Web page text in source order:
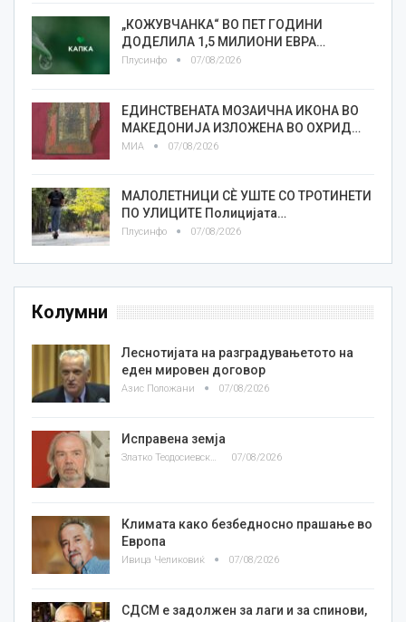
„КОЖУВЧАНКА“ ВО ПЕТ ГОДИНИ
ДОДЕЛИЛА 1,5 МИЛИОНИ ЕВРА…
Плусинфо 07/08/2026
ЕДИНСТВЕНАТА МОЗАИЧНА ИКОНА ВО
МАКЕДОНИЈА ИЗЛОЖЕНА ВО ОХРИД…
МИА 07/08/2026
МАЛОЛЕТНИЦИ СÈ УШТЕ СО ТРОТИНЕТИ
ПО УЛИЦИТЕ Полицијата…
Плусинфо 07/08/2026
Колумни
Леснотијата на разградувањетото на
еден мировен договор
Азис Положани 07/08/2026
Исправена земја
07/08/2026
Климата како безбедносно прашање во
Европа
Ивица Челиковиќ 07/08/2026
СДСМ е задолжен за лаги и за спинови,